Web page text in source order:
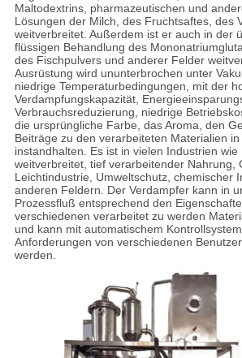
Maltodextrins, pharmazeutischen und
Lösungen der Milch, des Fruchtsaftes, des
weitverbreitet. Außerdem ist er auch in der
flüssigen Behandlung des
des Fischpulvers und anderer Felder
Ausrüstung wird ununterbrochen unter
niedrige Temperaturbedingungen, mit der
Verdampfungskapazität,
Verbrauchsreduzierung, niedrige
die ursprüngliche Farbe, das Aroma, den
Beiträge zu den verarbeiteten Materialien
instandhalten. Es ist in vielen Industrien
weitverbreitet, tief verarbeitender Nahrung,
Leichtindustrie, Umweltschutz, chemischer
anderen Feldern. Der Verdampfer kann in
Prozessfluß entsprechend den
verschiedenen verarbeitet zu werden
und kann mit automatischem
Anforderungen von verschiedenen
werden.